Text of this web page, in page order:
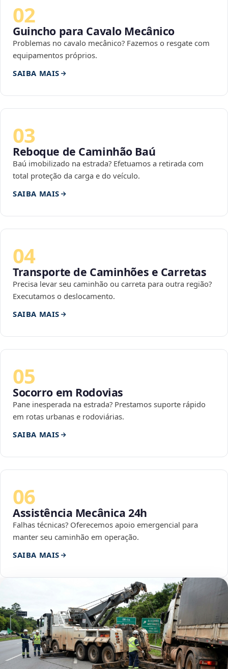
02
Guincho para Cavalo Mecânico
Problemas no cavalo mecânico? Fazemos o resgate com
equipamentos próprios.
SAIBA MAIS
03
Reboque de Caminhão Baú
Baú imobilizado na estrada? Efetuamos a retirada com
total proteção da carga e do veículo.
SAIBA MAIS
04
Transporte de Caminhões e Carretas
Precisa levar seu caminhão ou carreta para outra região?
Executamos o deslocamento.
SAIBA MAIS
05
Socorro em Rodovias
Pane inesperada na estrada? Prestamos suporte rápido
em rotas urbanas e rodoviárias.
SAIBA MAIS
06
Assistência Mecânica 24h
Falhas técnicas? Oferecemos apoio emergencial para
manter seu caminhão em operação.
SAIBA MAIS